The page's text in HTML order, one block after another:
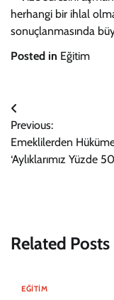
herhangi bir ihlal
sonuçlanmasında
Posted in Eğitim
Yazı
gezinmesi
Previous:
Emeklilerden
‘Aylıklarımız Yüzde
Related Posts
EĞITIM